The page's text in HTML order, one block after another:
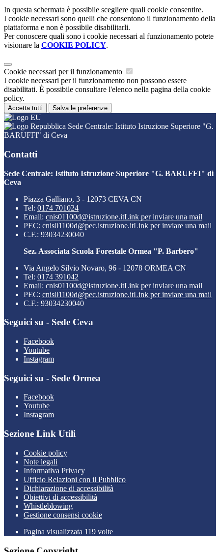
In questa schermata è possibile scegliere quali cookie consentire.
I cookie necessari sono quelli che consentono il funzionamento della
piattaforma e non è possibile disabilitarli.
Per conoscere quali sono i cookie necessari al funzionamento potete
visionare la COOKIE POLICY.
Cookie necessari per il funzionamento
I cookie necessari per il funzionamento non possono essere
disabilitati. È possibile consultare l'elenco nella pagina della cookie
policy.
Accetta tutti Salva le preferenze
Sede Centrale: Istituto Istruzione Superiore "G.
BARUFFI" di Ceva
Contatti
Sede Centrale: Istituto Istruzione Superiore "G. BARUFFI" di
Ceva
Piazza Galliano, 3 - 12073 CEVA CN
Tel: 0174 701024
Email: cnis01100d@istruzione.itLink per inviare una mail
PEC: cnis01100d@pec.istruzione.itLink per inviare una mail
C.F.: 93034230040
Sez. Associata Scuola Forestale Ormea "P. Barbero"
Via Angelo Silvio Novaro, 96 - 12078 ORMEA CN
Tel: 0174 391042
Email: cnis01100d@istruzione.itLink per inviare una mail
PEC: cnis01100d@pec.istruzione.itLink per inviare una mail
C.F.: 93034230040
Seguici su - Sede Ceva
Facebook
Youtube
Instagram
Seguici su - Sede Ormea
Facebook
Youtube
Instagram
Sezione Link Utili
Cookie policy
Note legali
Informativa Privacy
Ufficio Relazioni con il Pubblico
Dichiarazione di accessibilità
Obiettivi di accessibilità
Whistleblowing
Gestione consensi cookie
Pagina visualizzata 119 volte